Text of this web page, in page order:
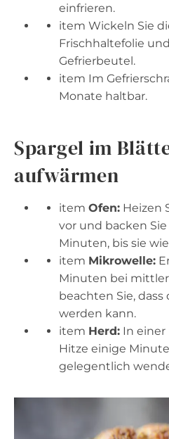
einfrieren.
item Wickeln Sie
Frischhaltefolie
Gefrierbeutel.
item Im
Monate haltbar.
Spargel im
aufwärmen
item Ofen: Heizen
vor und backen Sie
Minuten, bis sie
item Mikrowelle:
Minuten bei
beachten Sie,
werden kann.
item Herd: In einer
Hitze einige
gelegentlich